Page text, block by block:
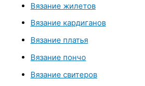
Вязание жилетов
Вязание кардиганов
Вязание платья
Вязание пончо
Вязание свитеров